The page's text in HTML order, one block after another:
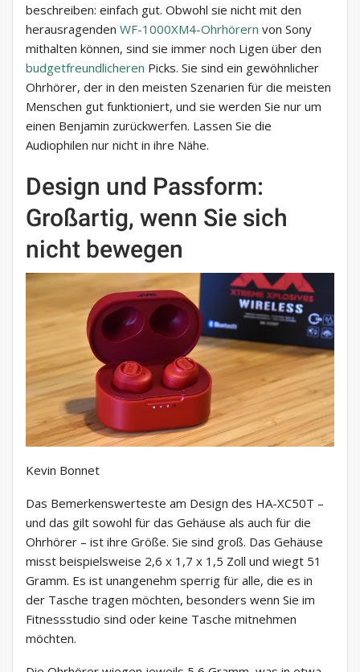
beschreiben: einfach gut. Obwohl sie nicht mit den
herausragenden WF-1000XM4-Ohrhörern von Sony
mithalten können, sind sie immer noch Ligen über den
budgetfreundlicheren Picks. Sie sind ein gewöhnlicher
Ohrhörer, der in den meisten Szenarien für die meisten
Menschen gut funktioniert, und sie werden Sie nur um
einen Benjamin zurückwerfen. Lassen Sie die
Audiophilen nur nicht in ihre Nähe.
Design und Passform:
Großartig, wenn Sie sich
nicht bewegen
Kevin Bonnet
Das Bemerkenswerteste am Design des HA-XC50T –
und das gilt sowohl für das Gehäuse als auch für die
Ohrhörer – ist ihre Größe. Sie sind groß. Das Gehäuse
misst beispielsweise 2,6 x 1,7 x 1,5 Zoll und wiegt 51
Gramm. Es ist unangenehm sperrig für alle, die es in
der Tasche tragen möchten, besonders wenn Sie im
Fitnessstudio sind oder keine Tasche mitnehmen
möchten.